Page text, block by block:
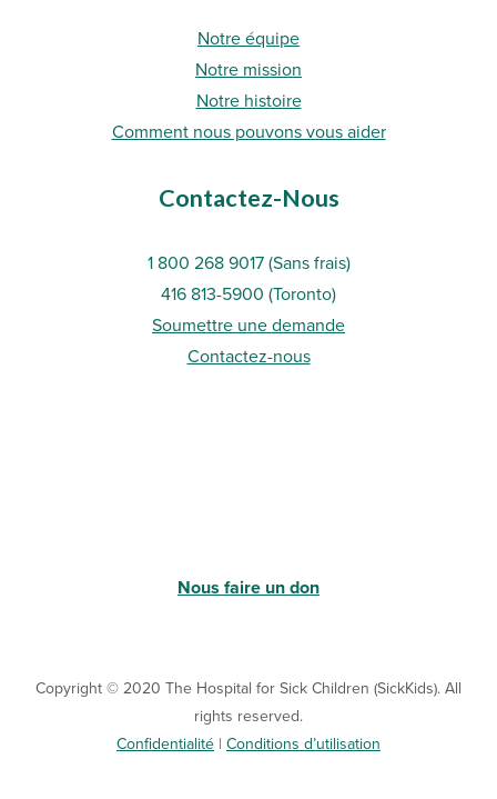
Notre équipe
Notre mission
Notre histoire
Comment nous pouvons vous aider
Contactez-Nous
1 800 268 9017 (Sans frais)
416 813-5900 (Toronto)
Soumettre une demande
Contactez-nous
Nous faire un don
Copyright © 2020 The Hospital for Sick Children (SickKids). All
rights reserved.
Confidentialité | Conditions d’utilisation